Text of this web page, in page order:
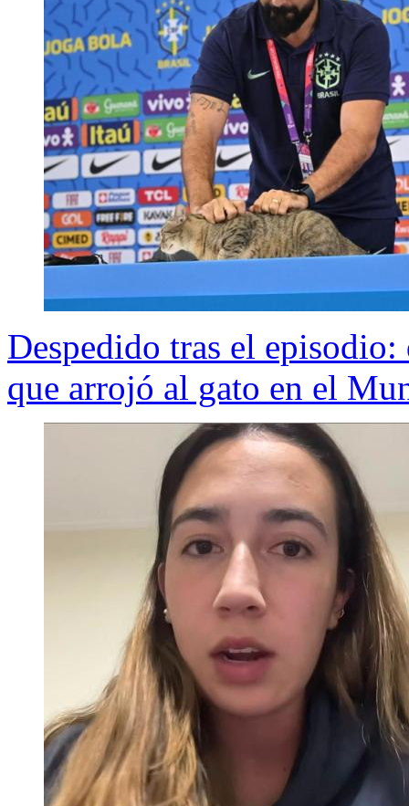
Despedido tras el
que arrojó al gato en el